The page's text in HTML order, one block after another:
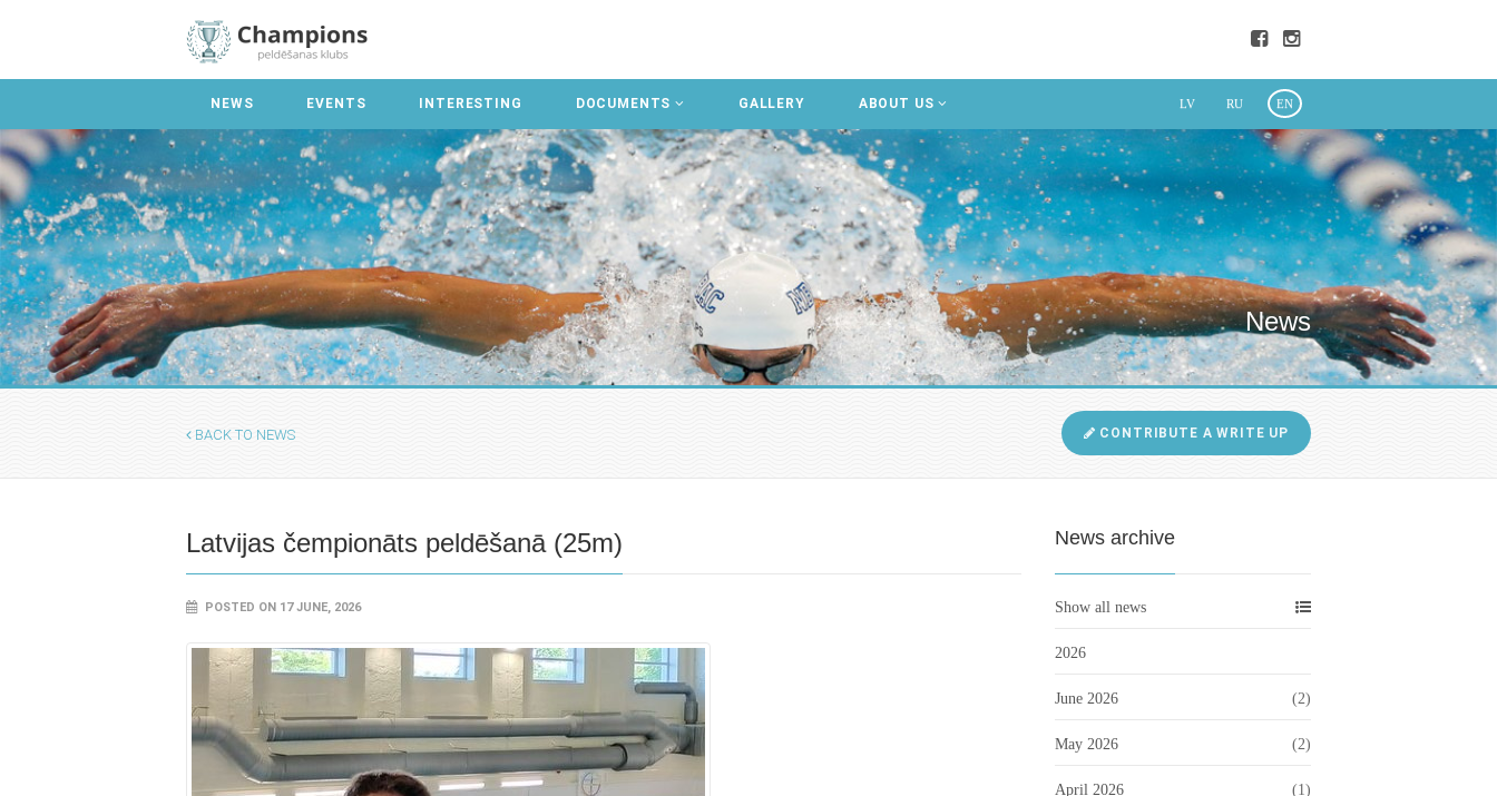
LV RU EN
NEWS EVENTS INTERESTING DOCUMENTS GALLERY ABOUT US
News
BACK TO NEWS CONTRIBUTE A WRITE UP
Latvijas čempionāts peldēšanā (25m)
POSTED ON 17 JUNE, 2026
News archive
Show all news
2026
June 2026 (2)
May 2026 (2)
April 2026 (1)